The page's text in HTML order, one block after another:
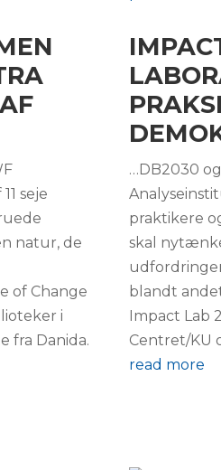
seje
natur, de
of Change
i
fra Danida.
…DB2030
praktikere
skal
blandt
Impact Lab
Centret/KU
read more